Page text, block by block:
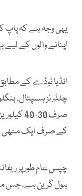
یہی وجہ ہے کہ پاپ
اپنانے والوں کے
انڈیا ٹوڈے کے مطابق
چلڈرنز ہسپتال،
صرف
کے صرف ایک مٹھی بھر حصے میں
چپس عام طور پر
ہول گرین ہے، جس میں